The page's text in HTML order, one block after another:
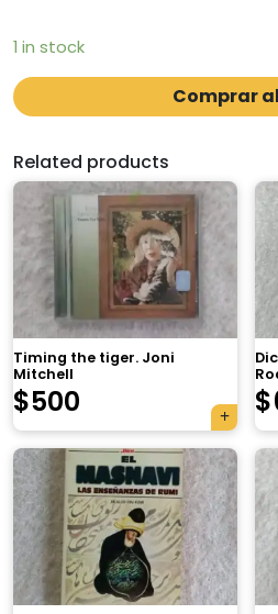
1 in stock
Comprar
Related products
Timing the tiger. Joni
Mitchell
$500 $